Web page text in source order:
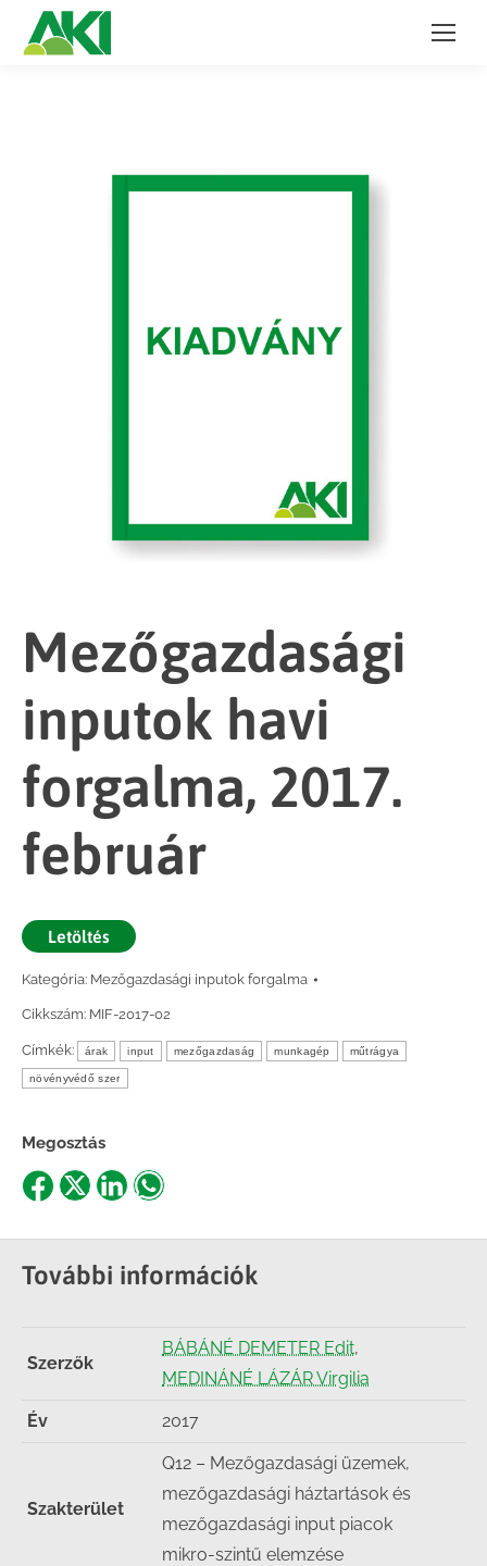
Mezőgazdasági
inputok havi
forgalma, 2017.
február
Letöltés
Kategória: Mezőgazdasági inputok forgalma
Cikkszám: MIF-2017-02
Címkék: árak input mezőgazdaság munkagép műtrágya
növényvédő szer
Megosztás
Share
Facebook
Share
X
Share
LinkedIn
Share
WhatsApp
További információk
Szerzők
BÁBÁNÉ DEMETER Edit,
MEDINÁNÉ LÁZÁR Virgilia
Év 2017
Szakterület
Q12 – Mezőgazdasági üzemek,
mezőgazdasági háztartások és
mezőgazdasági input piacok
mikro-szintű elemzése